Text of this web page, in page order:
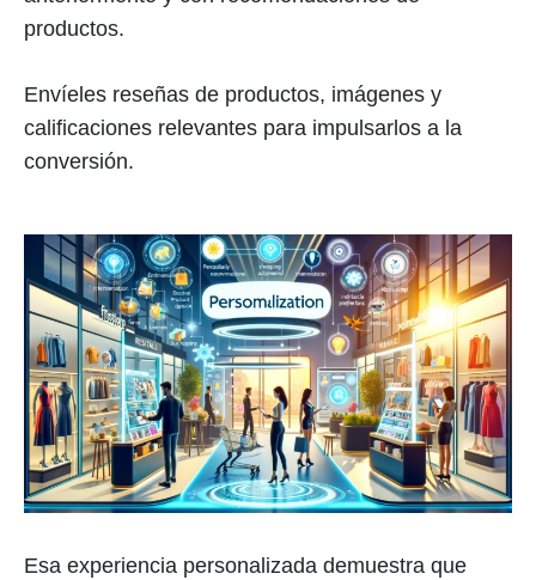
productos.
Envíeles reseñas de productos, imágenes y
calificaciones relevantes para impulsarlos a la
conversión.
Esa experiencia personalizada demuestra que